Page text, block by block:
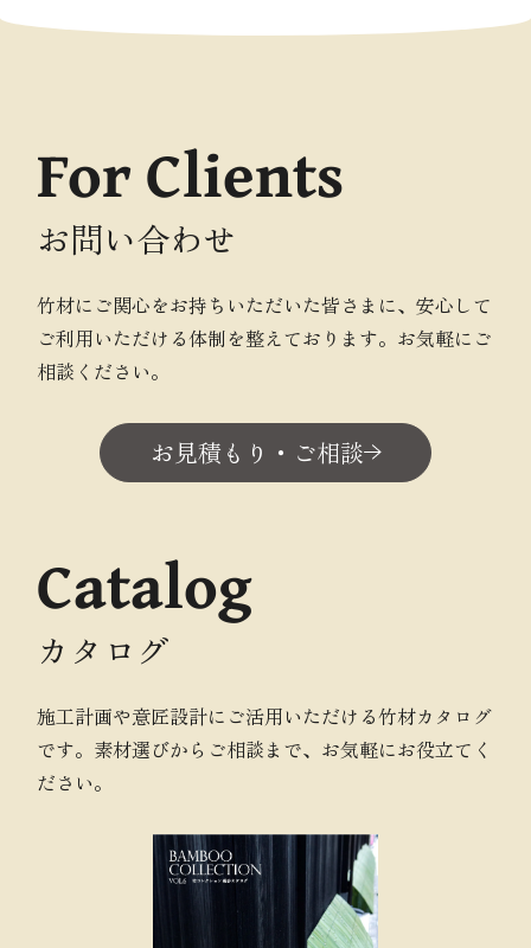
For Clients
お問い合わせ
竹材にご関心をお持ちいただいた皆さまに、安心して
ご利用いただける体制を整えております。お気軽にご
相談ください。
お見積もり・ご相談
Catalog
カタログ
施工計画や意匠設計にご活用いただける竹材カタログ
です。素材選びからご相談まで、お気軽にお役立てく
ださい。